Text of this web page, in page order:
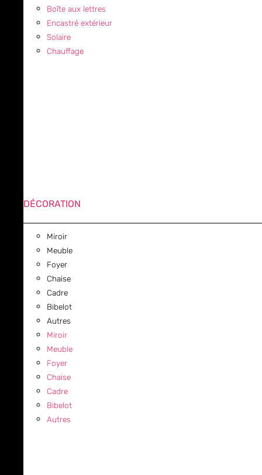
Boîte aux lettres
Encastré extérieur
Solaire
Chauffage
DÉCORATION
Miroir
Meuble
Foyer
Chaise
Cadre
Bibelot
Autres
Miroir
Meuble
Foyer
Chaise
Cadre
Bibelot
Autres